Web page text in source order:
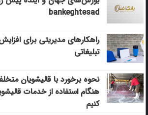
bankeghtesad
راهکارهای مدیریتی برای
تبلیغاتی
نحوه برخورد با قالیشویان
هنگام استفاده از خدمات
کنیم